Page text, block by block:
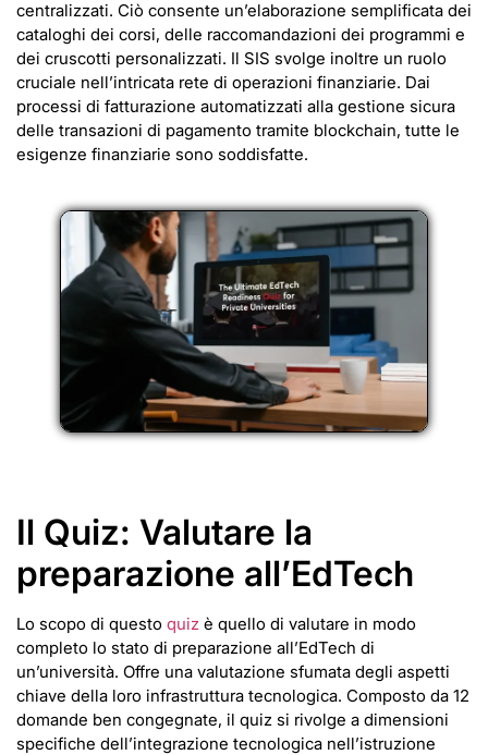
centralizzati. Ciò consente un’elaborazione semplificata dei
cataloghi dei corsi, delle raccomandazioni dei programmi e
dei cruscotti personalizzati. Il SIS svolge inoltre un ruolo
cruciale nell’intricata rete di operazioni finanziarie. Dai
processi di fatturazione automatizzati alla gestione sicura
delle transazioni di pagamento tramite blockchain, tutte le
esigenze finanziarie sono soddisfatte.
Il Quiz: Valutare la
preparazione all’EdTech
Lo scopo di questo quiz è quello di valutare in modo
completo lo stato di preparazione all’EdTech di
un’università. Offre una valutazione sfumata degli aspetti
chiave della loro infrastruttura tecnologica. Composto da 12
domande ben congegnate, il quiz si rivolge a dimensioni
specifiche dell’integrazione tecnologica nell’istruzione